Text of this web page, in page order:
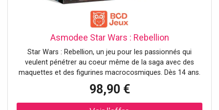
Asmodee Star Wars : Rebellion
Star Wars : Rebellion, un jeu pour les passionnés qui
veulent pénétrer au coeur même de la saga avec des
maquettes et des figurines macrocosmiques. Dès 14 ans.
98,90 €